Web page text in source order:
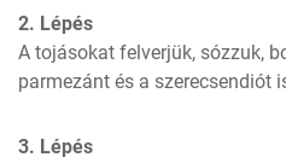
2. Lépés
A tojásokat felverjük, sózzuk,
parmezánt és a szerecsendiót
3. Lépés